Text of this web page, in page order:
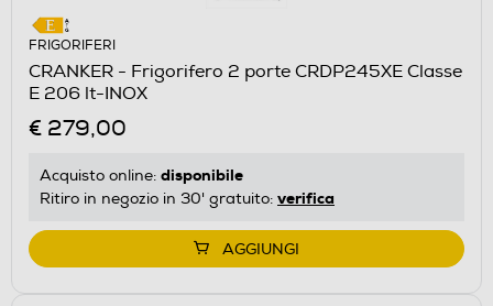
FRIGORIFERI
CRANKER - Frigorifero 2 porte CRDP245XE Classe
E 206 lt-INOX
€ 279,00
Acquisto online: disponibile
Ritiro in negozio in 30' gratuito: verifica
AGGIUNGI